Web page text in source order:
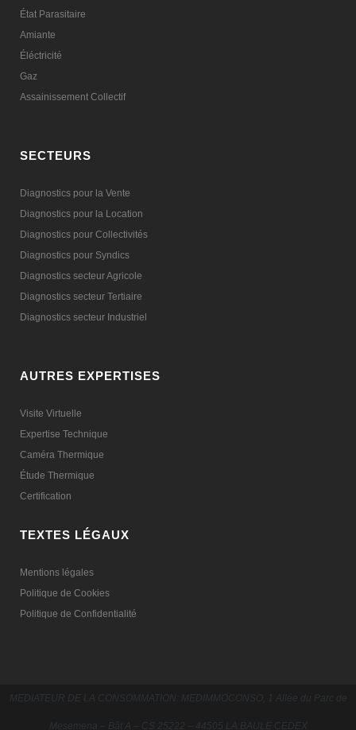
État Parasitaire
Amiante
Éléctricité
Gaz
Assainissement Collectif
SECTEURS
Diagnostics pour la Vente
Diagnostics pour la Location
Diagnostics pour Collectivités
Diagnostics pour Syndics
Diagnostics secteur Agricole
Diagnostics secteur Tertiaire
Diagnostics secteur Industriel
AUTRES EXPERTISES
Visite Virtuelle
Expertise Technique
Caméra Thermique
Étude Thermique
Certification
TEXTES LÉGAUX
Mentions légales
Politique de Cookies
Politique de Confidentialité
MEDIATEUR DE LA CONSOMMATION: MEDIMMOCONSO, 1 Allée du Parc de
Mesemena – Bât A – CS 25222 – 44505 LA BAULE CEDEX